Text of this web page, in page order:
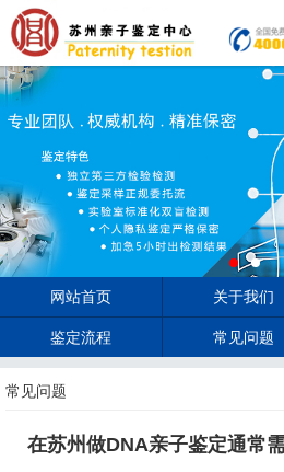
网站首页 关于我们
鉴定流程 常见问题
常见问题
在苏州做DNA亲子鉴定通常